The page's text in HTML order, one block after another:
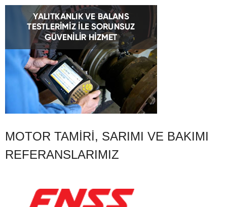
MOTOR TAMIRI, SARIMI VE BAKIMI
REFERANSLARIMIZ